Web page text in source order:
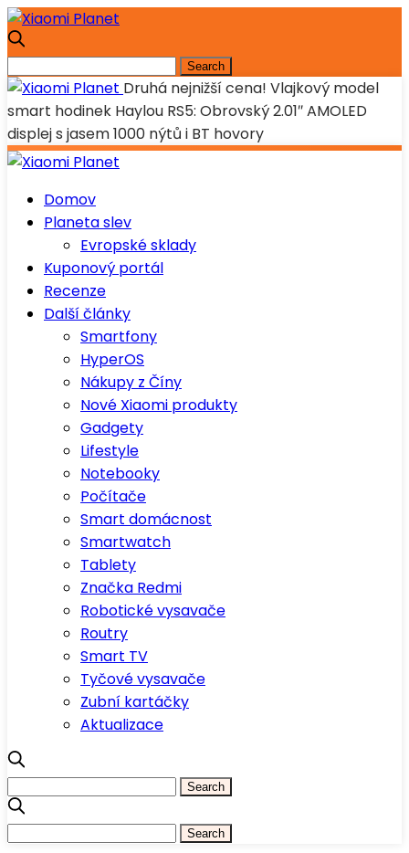
Druhá nejnižší cena! Vlajkový model
smart hodinek Haylou RS5: Obrovský 2.01″ AMOLED
displej s jasem 1000 nýtů i BT hovory
Domov
Planeta slev
Evropské sklady
Kuponový portál
Recenze
Další články
Smartfony
HyperOS
Nákupy z Číny
Nové Xiaomi produkty
Gadgety
Lifestyle
Notebooky
Počítače
Smart domácnost
Smartwatch
Tablety
Značka Redmi
Robotické vysavače
Routry
Smart TV
Tyčové vysavače
Zubní kartáčky
Aktualizace